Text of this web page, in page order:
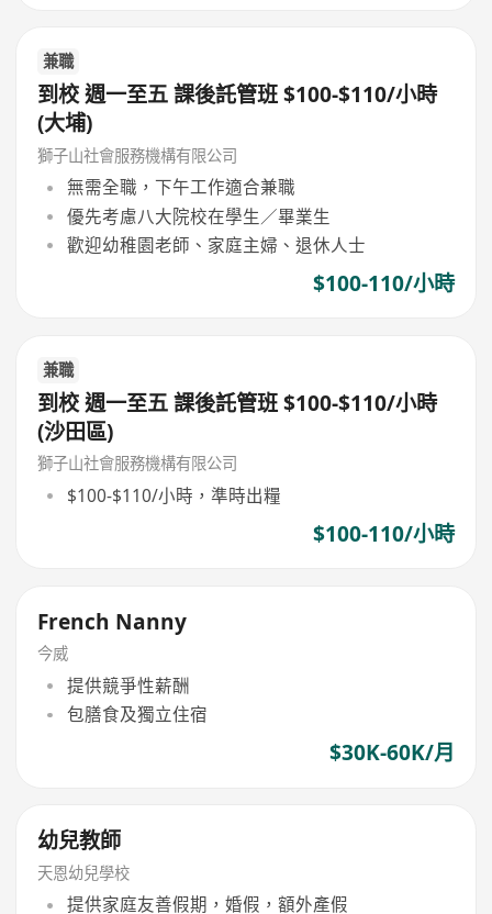
兼職
到校 週一至五 課後託管班 $100-$110/小時
(大埔)
獅子山社會服務機構有限公司
無需全職，下午工作適合兼職
優先考慮八大院校在學生／畢業生
歡迎幼稚園老師、家庭主婦、退休人士
$100-110/小時
兼職
到校 週一至五 課後託管班 $100-$110/小時
(沙田區)
獅子山社會服務機構有限公司
$100-$110/小時，準時出糧
$100-110/小時
French Nanny
今威
提供競爭性薪酬
包膳食及獨立住宿
$30K-60K/月
幼兒教師
天恩幼兒學校
提供家庭友善假期，婚假，額外產假